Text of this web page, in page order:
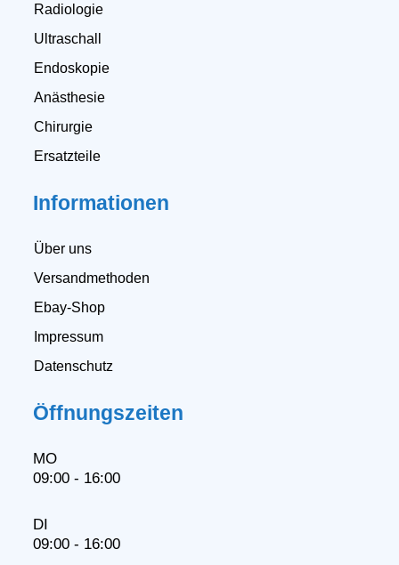
Radiologie
Ultraschall
Endoskopie
Anästhesie
Chirurgie
Ersatzteile
Informationen
Über uns
Versandmethoden
Ebay-Shop
Impressum
Datenschutz
Öffnungszeiten
MO
09:00 - 16:00
DI
09:00 - 16:00